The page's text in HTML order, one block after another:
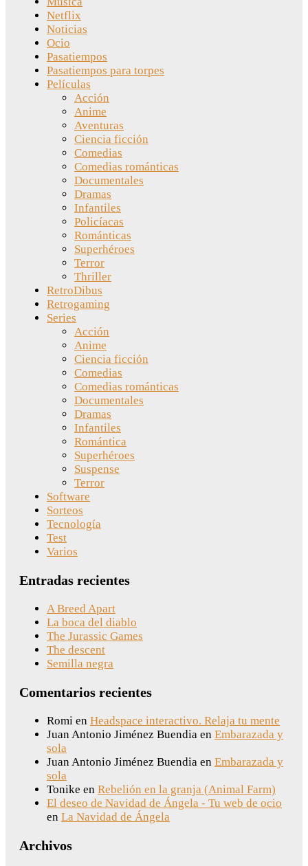
Netflix
Noticias
Ocio
Pasatiempos
Pasatiempos para torpes
Películas
Acción
Anime
Aventuras
Ciencia ficción
Comedias
Comedias románticas
Documentales
Dramas
Infantiles
Policíacas
Románticas
Superhéroes
Terror
Thriller
RetroDibus
Retrogaming
Series
Acción
Anime
Ciencia ficción
Comedias
Comedias románticas
Documentales
Dramas
Infantiles
Romántica
Superhéroes
Suspense
Terror
Software
Sorteos
Tecnología
Test
Varios
Entradas recientes
A Breed Apart
La boca del diablo
The Jurassic Games
The descent
Semilla negra
Comentarios recientes
Romi en Headspace interactivo. Relaja tu mente
Juan Antonio Jiménez Buendia en Embarazada y
sola
Juan Antonio Jiménez Buendia en Embarazada y
sola
Tonike en Rebelión en la granja (Animal Farm)
El deseo de Navidad de Ángela - Tu web de ocio
en La Navidad de Ángela
Archivos